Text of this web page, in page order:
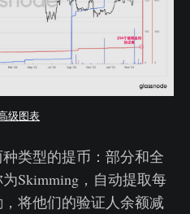
级图表
类型的提币：部分和全
Skimming，自动提取每
将他们的验证人余额减